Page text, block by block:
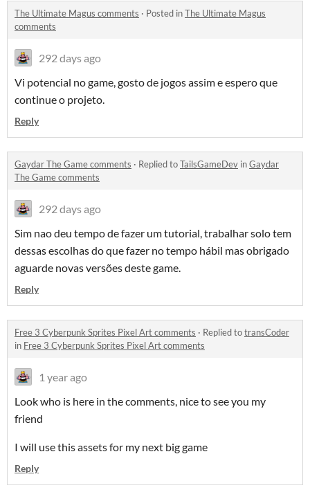
The Ultimate Magus comments · Posted inThe Ultimate Magus
comments
292 days ago
Vi potencial no game, gosto de jogos assim e espero que
continue o projeto.
Reply
Gaydar The Game comments · Replied toTailsGameDev inGaydar
The Game comments
292 days ago
Sim nao deu tempo de fazer um tutorial, trabalhar solo tem
dessas escolhas do que fazer no tempo hábil mas obrigado
aguarde novas versões deste game.
Reply
Free 3 Cyberpunk Sprites Pixel Art comments · Replied totransCoder
in Free 3 Cyberpunk Sprites Pixel Art comments
1 year ago
Look who is here in the comments, nice to see you my
friend
I will use this assets for my next big game
Reply